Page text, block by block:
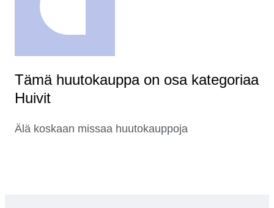
Tämä huutokauppa on osa kategoriaa
Huivit
Älä koskaan missaa huutokauppoja